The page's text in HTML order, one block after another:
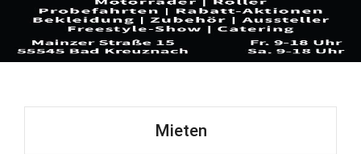
Mieten